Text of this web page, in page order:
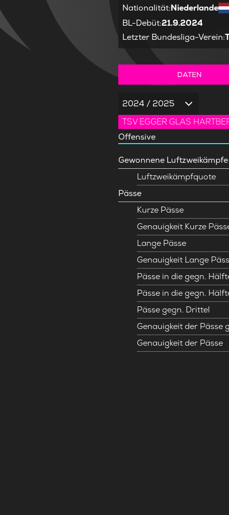
Nationalität:Niederlande
BL-Debüt:21.9.2024
Letzter Bundesliga-Verein:
DATEN
2024 / 2025
TSV EGGER GLAS
Offensive
Gewonnene Luftzweikämpfe
Luftzweikämpfquote
Pässe
Kurze Pässe
Genauigkeit Kurze
Lange Pässe
Genauigkeit Lange
Pässe in die gegn.
Pässe in die gegn.
Pässe gegn. Drittel
Genauigkeit der Pässe
Genauigkeit der Pässe